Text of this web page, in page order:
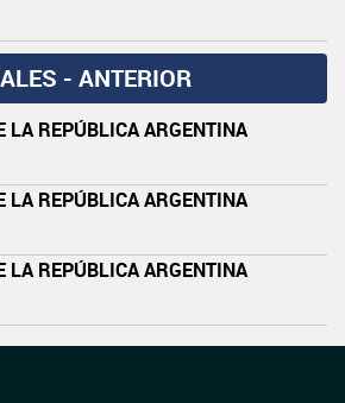
- ANTERIOR
LA REPÚBLICA ARGENTINA
LA REPÚBLICA ARGENTINA
LA REPÚBLICA ARGENTINA